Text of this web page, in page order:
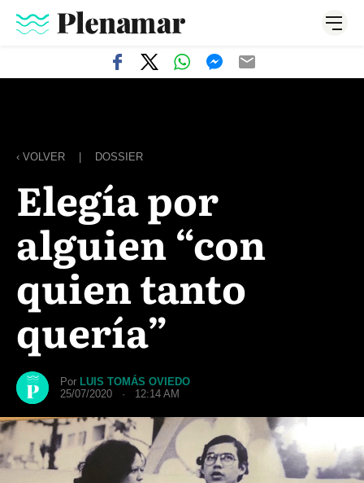
‹ VOLVER DOSSIER
Elegía por
alguien “con
quien tanto
quería”
Por LUIS TOMÁS OVIEDO
25/07/2020 · 12:14 AM